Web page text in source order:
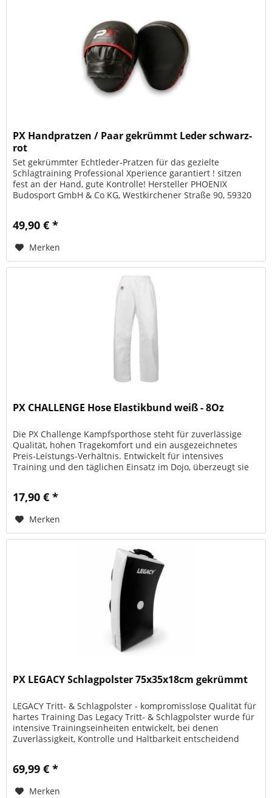
PX Handpratzen / Paar gekrümmt Leder schwarz-
rot
Set gekrümmter Echtleder-Pratzen für das gezielte
Schlagtraining Professional Xperience garantiert ! sitzen
fest an der Hand, gute Kontrolle! Hersteller PHOENIX
Budosport GmbH & Co KG, Westkirchener Straße 90, 59320
49,90 € *
Merken
PX CHALLENGE Hose Elastikbund weiß - 8Oz
Die PX Challenge Kampfsporthose steht für zuverlässige
Qualität, hohen Tragekomfort und ein ausgezeichnetes
Preis-Leistungs-Verhältnis. Entwickelt für intensives
Training und den täglichen Einsatz im Dojo, überzeugt sie
17,90 € *
Merken
PX LEGACY Schlagpolster 75x35x18cm gekrümmt
LEGACY Tritt- & Schlagpolster - kompromisslose Qualität für
hartes Training Das Legacy Tritt- & Schlagpolster wurde für
intensive Trainingseinheiten entwickelt, bei denen
Zuverlässigkeit, Kontrolle und Haltbarkeit entscheidend
69,99 € *
Merken